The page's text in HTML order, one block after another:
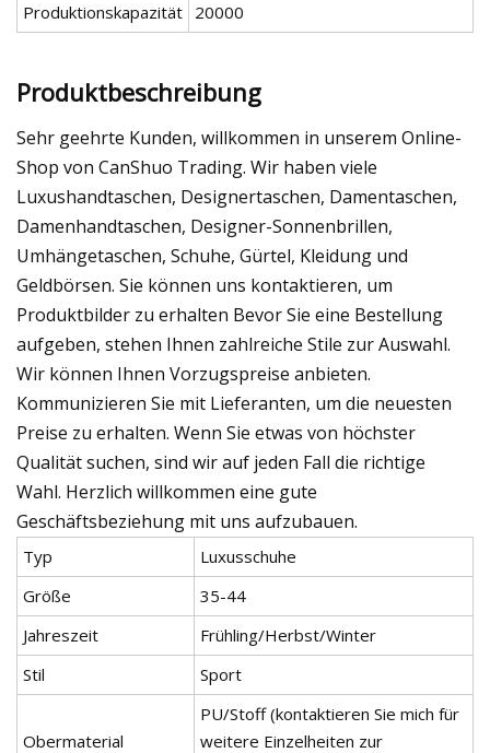
Produktionskapazität 20000
Produktbeschreibung
Sehr geehrte Kunden, willkommen in unserem Online-
Shop von CanShuo Trading. Wir haben viele
Luxushandtaschen, Designertaschen, Damentaschen,
Damenhandtaschen, Designer-Sonnenbrillen,
Umhängetaschen, Schuhe, Gürtel, Kleidung und
Geldbörsen. Sie können uns kontaktieren, um
Produktbilder zu erhalten Bevor Sie eine Bestellung
aufgeben, stehen Ihnen zahlreiche Stile zur Auswahl.
Wir können Ihnen Vorzugspreise anbieten.
Kommunizieren Sie mit Lieferanten, um die neuesten
Preise zu erhalten. Wenn Sie etwas von höchster
Qualität suchen, sind wir auf jeden Fall die richtige
Wahl. Herzlich willkommen eine gute
Geschäftsbeziehung mit uns aufzubauen.
Typ
Luxusschuhe
Größe
35-44
Jahreszeit
Frühling/Herbst/Winter
Stil
Sport
Obermaterial
PU/Stoff (kontaktieren Sie mich für
weitere Einzelheiten zur